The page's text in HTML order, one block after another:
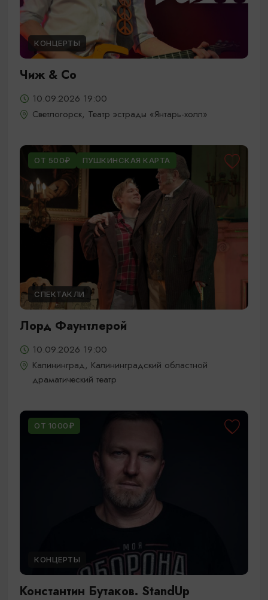
КОНЦЕРТЫ
Чиж & Cо
10.09.2026 19:00
Светлогорск, Театр эстрады «Янтарь-холл»
ОТ 500₽ ПУШКИНСКАЯ КАРТА
СПЕКТАКЛИ
Лорд Фаунтлерой
10.09.2026 19:00
Калининград, Калининградский областной
драматический театр
ОТ 1000₽
КОНЦЕРТЫ
Константин Бутаков. StandUp